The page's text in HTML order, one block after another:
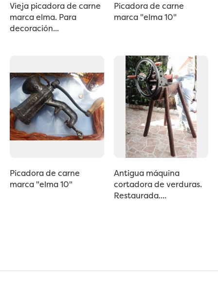
Vieja picadora de carne
marca elma. Para
decoración...
Picadora de carne
marca "elma 10"
Picadora de carne
marca "elma 10"
Antigua máquina
cortadora de verduras.
Restaurada....